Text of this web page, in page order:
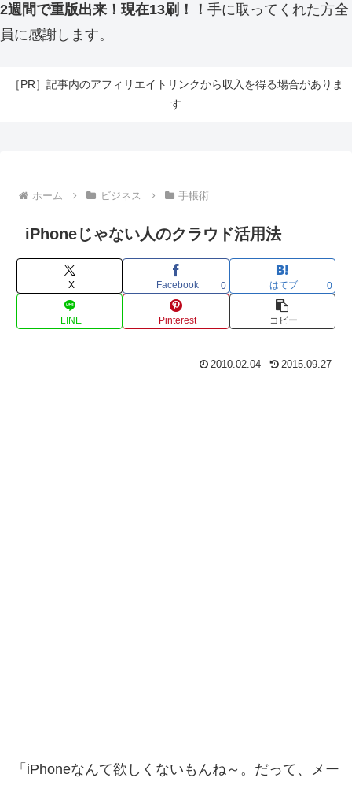
2週間で重版出来！現在13刷！！ 手に取ってくれた方全
員に感謝します。
［PR］記事内のアフィリエイトリンクから収入を得る場合がありま
す
ホーム ビジネス 手帳術
iPhoneじゃない人のクラウド活用法
X Facebook 0 はてブ 0
LINE Pinterest コピー
2010.02.04 2015.09.27
「iPhoneなんて欲しくないもんね～。だって、メー